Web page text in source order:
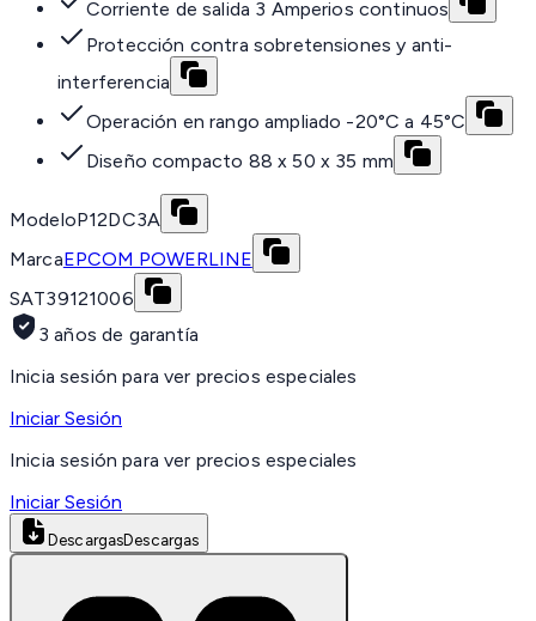
Corriente de salida 3 Amperios continuos
Protección contra sobretensiones y anti-
interferencia
Operación en rango ampliado -20°C a 45°C
Diseño compacto 88 x 50 x 35 mm
ModeloP12DC3A
MarcaEPCOM POWERLINE
SAT39121006
3 años de garantía
Inicia sesión para ver precios especiales
Iniciar Sesión
Inicia sesión para ver precios especiales
Iniciar Sesión
DescargasDescargas